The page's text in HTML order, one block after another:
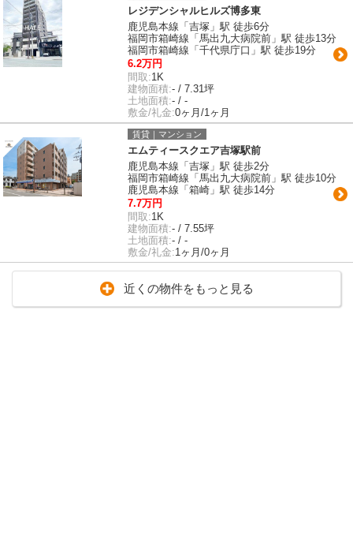
レジデンシャルヒルズ博多東
鹿児島本線「吉塚」駅 徒歩6分
福岡市箱崎線「馬出九大病院前」駅 徒歩13分
福岡市箱崎線「千代県庁口」駅 徒歩19分
6.2万円
間取:1K
建物面積:- / 7.31坪
土地面積:- / -
敷金/礼金:0ヶ月/1ヶ月
賃貸｜マンション
エムティースクエア吉塚駅前
鹿児島本線「吉塚」駅 徒歩2分
福岡市箱崎線「馬出九大病院前」駅 徒歩10分
鹿児島本線「箱崎」駅 徒歩14分
7.7万円
間取:1K
建物面積:- / 7.55坪
土地面積:- / -
敷金/礼金:1ヶ月/0ヶ月
近くの物件をもっと見る